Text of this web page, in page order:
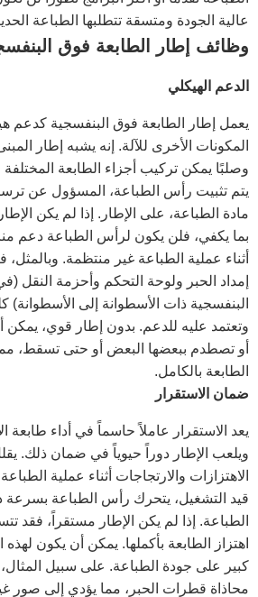
عالية الجودة ومتسقة تتطلبها الطباعة
وظائف إطار الطابعة فوق
الدعم الهيكلي
يعمل إطار الطابعة فوق البنفسجية كدعم
المكونات الأخرى للآلة. إنه يشبه إطار
وصلبًا يمكن تركيب أجزاء الطابعة
يتم تثبيت رأس الطباعة، المسؤول عن
مادة الطباعة، على الإطار. إذا لم يكن
بما يكفي، فلن يكون لرأس الطباعة دعم
أثناء عملية الطباعة غير منتظمة.
إمداد الحبر ولوحة التحكم وأحزمة النقل
البنفسجية ذات الأسطوانة إلى الأسطوانة)
وتعتمد عليه للدعم. بدون إطار قوي، يمكن
أو تصطدم ببعضها البعض أو حتى تسقط، مما
الطابعة بالكامل.
ضمان الاستقرار
يعد الاستقرار عاملاً حاسماً في أداء طابعة
ويلعب الإطار دوراً حيوياً في ضمان ذلك.
الاهتزازات والارتجاجات أثناء عملية
قيد التشغيل، يتحرك رأس الطباعة بسرعة
الطباعة. إذا لم يكن الإطار مستقراً، فقد
اهتزاز الطابعة بأكملها. يمكن أن يكون لهذه
كبير على جودة الطباعة. على سبيل
محاذاة قطرات الحبر، مما يؤدي إلى صور